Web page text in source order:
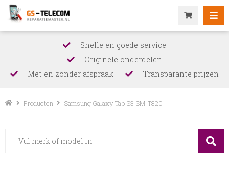
Snelle en goede service
Originele onderdelen
Met en zonder afspraak
Transparante prijzen
Producten Samsung Galaxy Tab S3 SM-T820